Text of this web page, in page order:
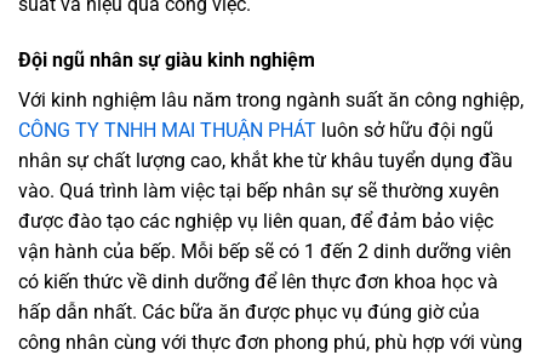
Đội ngũ nhân sự giàu kinh nghiệm
Với kinh nghiệm lâu năm trong ngành suất ăn công nghiệp,
CÔNG TY TNHH MAI THUẬN PHÁT luôn sở hữu đội ngũ
nhân sự chất lượng cao, khắt khe từ khâu tuyển dụng đầu
vào. Quá trình làm việc tại bếp nhân sự sẽ thường xuyên
được đào tạo các nghiệp vụ liên quan, để đảm bảo việc
vận hành của bếp. Mỗi bếp sẽ có 1 đến 2 dinh dưỡng viên
có kiến thức về dinh dưỡng để lên thực đơn khoa học và
hấp dẫn nhất. Các bữa ăn được phục vụ đúng giờ của
công nhân cùng với thực đơn phong phú, phù hợp với vùng